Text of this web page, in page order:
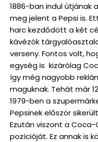
1886-ban indul útjának
meg jelent a Pepsi is.
harc kezdődött a két
kávézók
verseny. Fontos volt,
egység is kizárólag
így még nagyobb
maguknak. Tehát már
1979-ben a
Pepsinek először
Ezután viszont a
pozícióját. Ez annak is